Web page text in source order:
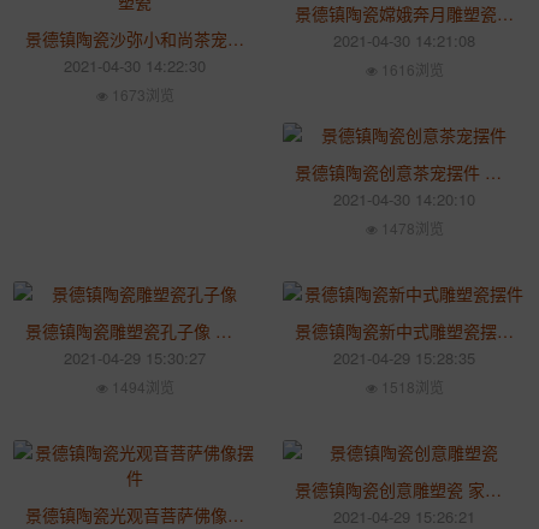
景德镇陶瓷沙弥小和尚茶宠雕塑瓷 家用客厅茶台禅意小佛像茶道摆件
2021-04-30 14:22:30
1673浏览
景德镇陶瓷嫦娥奔月雕塑瓷 家用客厅玄关创意装饰品摆件
2021-04-30 14:21:08
1616浏览
景德镇陶瓷创意茶宠摆件 家用客厅禅意装饰工艺品摆件
2021-04-30 14:20:10
1478浏览
景德镇陶瓷雕塑瓷孔子像 家用客厅摆件博古架书房工艺装饰
2021-04-29 15:30:27
1494浏览
景德镇陶瓷新中式雕塑瓷摆件 家居如来佛像茶宠摆件简约客厅创意摆设
2021-04-29 15:28:35
1518浏览
景德镇陶瓷光观音菩萨佛像摆件 家居客厅工艺供奉佛像
景德镇陶瓷创意雕塑瓷 家用客厅姜太公钓鱼家居鱼缸造景花盆装饰摆件
2021-04-29 15:26:21